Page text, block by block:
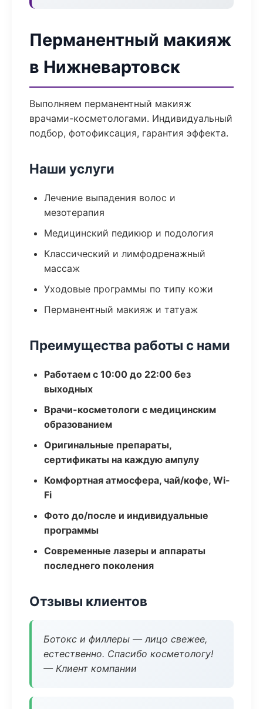
Перманентный макияж
в Нижневартовск
Выполняем перманентный макияж
врачами-косметологами. Индивидуальный
подбор, фотофиксация, гарантия эффекта.
Наши услуги
Лечение выпадения волос и
мезотерапия
Медицинский педикюр и подология
Классический и лимфодренажный
массаж
Уходовые программы по типу кожи
Перманентный макияж и татуаж
Преимущества работы с нами
Работаем с 10:00 до 22:00 без
выходных
Врачи-косметологи с медицинским
образованием
Оригинальные препараты,
сертификаты на каждую ампулу
Комфортная атмосфера, чай/кофе, Wi-
Fi
Фото до/после и индивидуальные
программы
Современные лазеры и аппараты
последнего поколения
Отзывы клиентов
Ботокс и филлеры — лицо свежее,
естественно. Спасибо косметологу!
— Клиент компании